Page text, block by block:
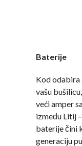
Baterije
Kod odabira
vašu
veći amper
između Litij
baterije čini
generaciju